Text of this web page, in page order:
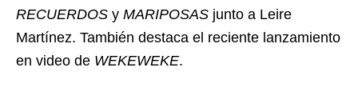
RECUERDOS y MARIPOSAS junto a Leire
Martínez. También destaca el reciente lanzamiento
en video de WEKEWEKE.